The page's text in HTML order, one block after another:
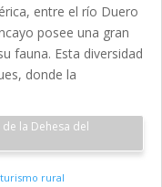
entre el río Duero
posee una gran
fauna. Esta diversidad
donde la
la Dehesa del
ecoturismo rural